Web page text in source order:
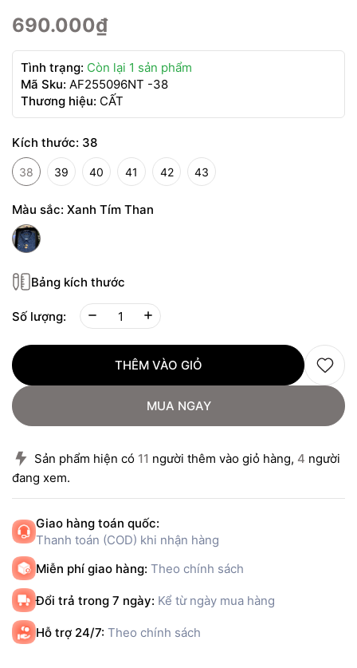
690.000₫
Tình trạng: Còn lại 1 sản phẩm
Mã Sku: AF255096NT -38
Thương hiệu: CẤT
Kích thước: 38
38 39 40 41 42 43
Màu sắc: Xanh Tím Than
Bảng kích thước
Số lượng:
THÊM VÀO GIỎ
MUA NGAY
Sản phẩm hiện có 11 người thêm vào giỏ hàng, 4 người
đang xem.
Giao hàng toán quốc:
Thanh toán (COD) khi nhận hàng
Miễn phí giao hàng: Theo chính sách
Đổi trả trong 7 ngày: Kể từ ngày mua hàng
Hỗ trợ 24/7: Theo chính sách